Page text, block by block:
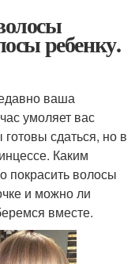
ребенку.
ваша
умоляет вас
сдаться, но в
Каким
покрасить волосы
и можно ли
вместе.